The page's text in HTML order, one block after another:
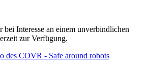
bei Interesse an einem unverbindlichen
zur Verfügung.